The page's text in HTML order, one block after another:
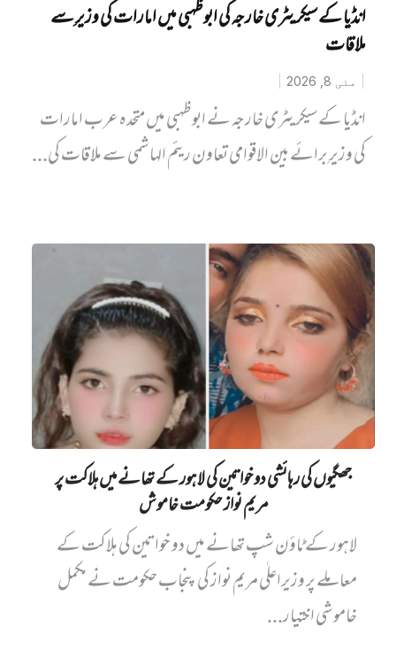
انڈیا کے سیکریٹری خارجہ کی ابوظہبی میں امارات کی وزیرِ سے
ملاقات
مئی 8, 2026
انڈیا کے سیکریٹری خارجہ نے ابوظہبی میں متحدہ عرب امارات
کی وزیرِ برائے بین الاقوامی تعاون ریئم الہاشمی سے ملاقات کی...
جھگیوں کی رہائشی دو خواتین کی لاہور کے تھانے میں‌ ہلاکت پر
مریم نواز حکومت خاموش
لاہور کے ٹاؤن شپ تھانے میں دو خواتین کی ہلاکت کے
معاملے پر وزیراعلٰی مریم نواز کی پنجاب حکومت نے مکمل
خاموشی اختیار...